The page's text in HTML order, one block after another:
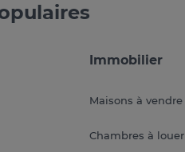
Immobilier
Maisons à vendre
Chambres à louer